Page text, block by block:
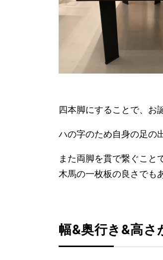
四本脚にすることで、お
ハの字のため自身の足の
また両脚を貫で繋ぐこと
木馬の一枚板の良さでも
幅&奥行き&高さ